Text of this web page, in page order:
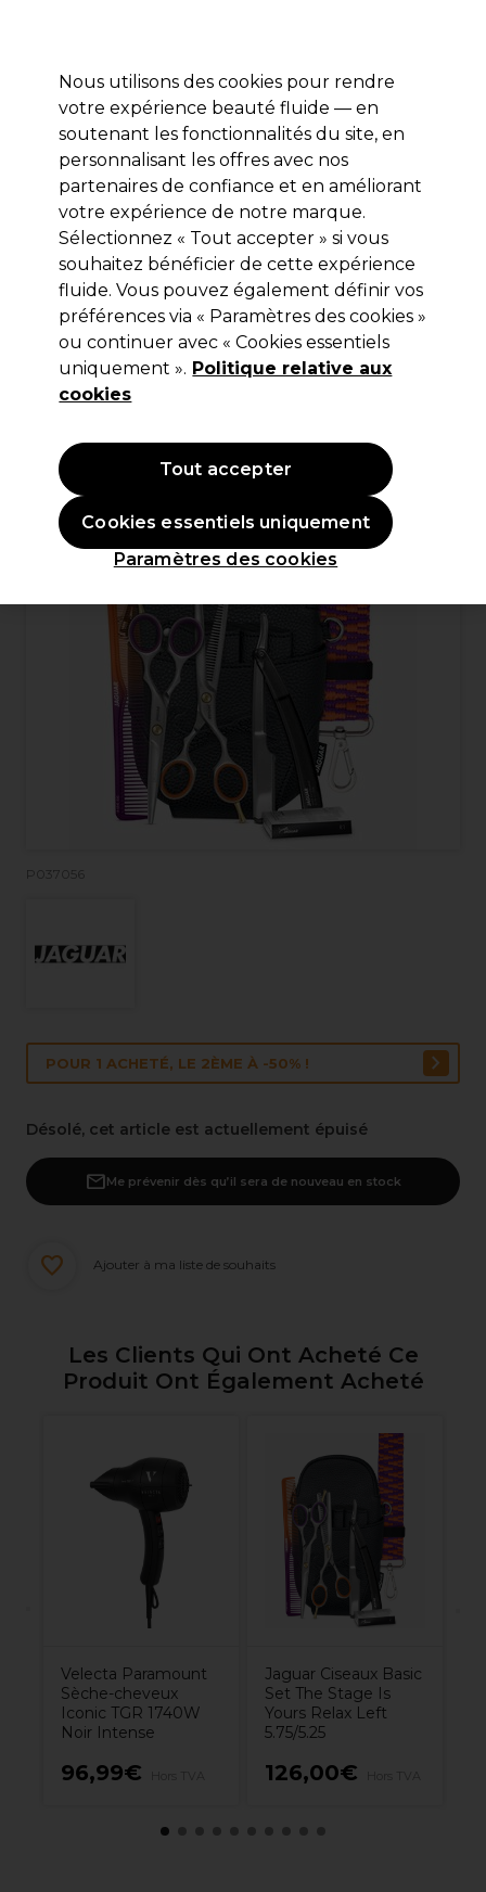
Se connecter
Marques Bons plans Coiffure Electro et Matériel
Livraison et délais
lire la suite
Jaguar
Jaguar Ciseaux Basic Set THE STAGE
IS YOURS Ergo 5.5
(0)
110,00 €Hors TVA
P037056
POUR 1 ACHETÉ, LE 2ÈME À -50% !
Désolé, cet article est actuellement épuisé
Me prévenir dès qu’il sera de nouveau en stock
Ajouter à ma liste de souhaits
Les Clients Qui Ont Acheté Ce
Produit Ont Également Acheté
Velecta Paramount
Sèche-cheveux
Iconic TGR 1740W
Noir Intense
96,99€
Jaguar Ciseaux Basic
Set The Stage Is
Yours Relax Left
5.75/5.25
126,00€
Nous utilisons des cookies pour rendre
votre expérience beauté fluide — en
soutenant les fonctionnalités du site, en
personnalisant les offres avec nos
partenaires de confiance et en améliorant
votre expérience de notre marque.
Sélectionnez « Tout accepter » si vous
souhaitez bénéficier de cette expérience
fluide. Vous pouvez également définir vos
préférences via « Paramètres des cookies »
ou continuer avec « Cookies essentiels
uniquement ». Politique relative aux
cookies
Paramètres des cookies
Cookies essentiels uniquement
Tout accepter